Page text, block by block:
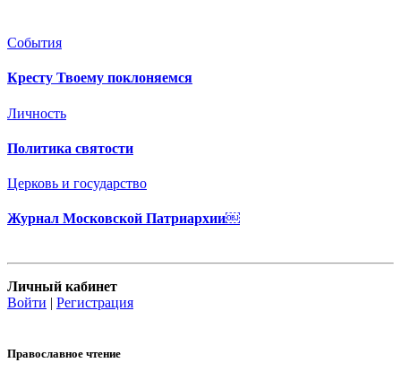
События
Кресту Твоему поклоняемся
Личность
Политика святости
Церковь и государство
Журнал Московской Патриархии￼
Личный кабинет
Войти
Регистрация
Православное чтение